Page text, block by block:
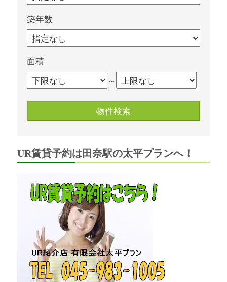
築年数
面積
～
UR賃貸予約は田奈駅の太平プランへ！